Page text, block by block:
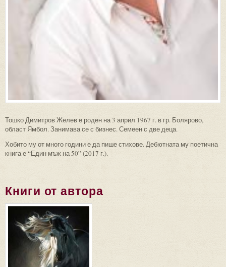
Тошко Димитров Желев е роден на 3 април 1967 г. в гр. Болярово,
област Ямбол. Занимава се с бизнес. Семеен с две деца.
Хобито му от много години е да пише стихове. Дебютната му поетична
книга е “Един мъж на 50” (2017 г.).
Книги от автора